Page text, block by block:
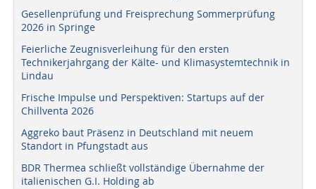
Gesellenprüfung und Freisprechung Sommerprüfung
2026 in Springe
Feierliche Zeugnisverleihung für den ersten
Technikerjahrgang der Kälte- und Klimasystemtechnik in
Lindau
Frische Impulse und Perspektiven: Startups auf der
Chillventa 2026
Aggreko baut Präsenz in Deutschland mit neuem
Standort in Pfungstadt aus
BDR Thermea schließt vollständige Übernahme der
italienischen G.I. Holding ab